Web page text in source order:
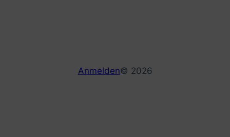
Anmelden© 2026